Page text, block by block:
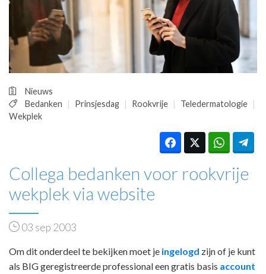
PRAKTIJKZAKEN
TARIEVEN
VPHUISARTSEN
MEDISCHE VAKHANDEL
REGISTRATIE
Nieuws
Bedanken
Prinsjesdag Rookvrije
Teledermatologie
Wekplek
Collega bedanken voor rookvrije
wekplek via website
03 sep 2003
Om dit onderdeel te bekijken moet je ingelogd zijn of je kunt
als BIG geregistreerde professional een gratis basis account